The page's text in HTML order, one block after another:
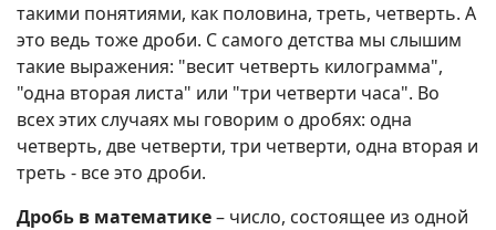
такими понятиями, как половина, треть, четверть. А
это ведь тоже дроби. С самого детства мы слышим
такие выражения: "весит четверть килограмма",
"одна вторая листа" или "три четверти часа". Во
всех этих случаях мы говорим о дробях: одна
четверть, две четверти, три четверти, одна вторая и
треть - все это дроби.
Дробь в математике– число, состоящее из одной